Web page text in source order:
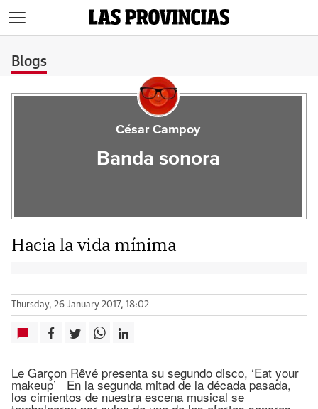
Blogs
César Campoy
Banda sonora
Hacia la vida mínima
Thursday, 26 January 2017, 18:02
Le Garçon Rêvé presenta su segundo disco, ‘Eat your
makeup’ En la segunda mitad de la década pasada,
los cimientos de nuestra escena musical se